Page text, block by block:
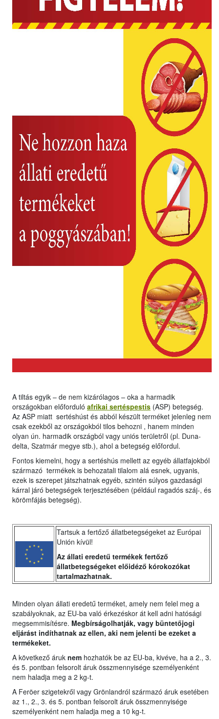
A tiltás egyik – de nem kizárólagos – oka a harmadik
országokban előforduló afrikai sertéspestis (ASP) betegség.
Az ASP miatt sertéshúst és abból készült terméket jelenleg nem
csak ezekből az országokból tilos behozni , hanem minden
olyan ún. harmadik országból vagy uniós területről (pl. Duna-
delta, Szatmár megye stb.), ahol a betegség előfordul.
Fontos kiemelni, hogy a sertéshús mellett az egyéb állatfajokból
származó termékek is behozatali tilalom alá esnek, ugyanis,
ezek is szerepet játszhatnak egyéb, szintén súlyos gazdasági
kárral járó betegségek terjesztésében (például ragadós száj-, és
körömfájás betegség).
Tartsuk a fertőző állatbetegségeket az Európai
Unión kívül!
Az állati eredetű termékek fertőző
állatbetegségeket előidéző kórokozókat
tartalmazhatnak.
Minden olyan állati eredetű terméket, amely nem felel meg a
szabályoknak, az EU-ba való érkezéskor át kell adni hatósági
megsemmisítésre. Megbírságolhatják, vagy büntetőjogi
eljárást indíthatnak az ellen, aki nem jelenti be ezeket a
termékeket.
A következő áruk nem hozhatók be az EU-ba, kivéve, ha a 2., 3.
és 5. pontban felsorolt áruk összmennyisége személyenként
nem haladja meg a 2 kg-t.
A Feröer szigetekről vagy Grönlandról származó áruk esetében
az 1., 2., 3. és 5. pontban felsorolt áruk összmennyisége
személyenként nem haladja meg a 10 kg-t.